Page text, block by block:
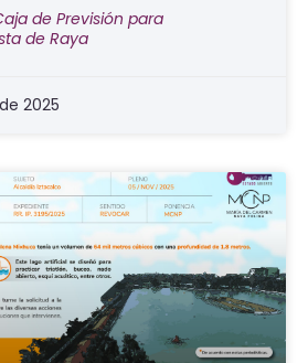
de Previsión para
de Raya
2025